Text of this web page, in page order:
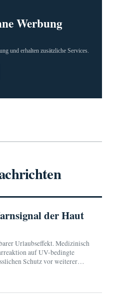
Werbung
und erhalten zusätzliche Services.
der Haut
Urlaubseffekt. Medizinisch
auf UV-bedingte
Schutz vor weiterer